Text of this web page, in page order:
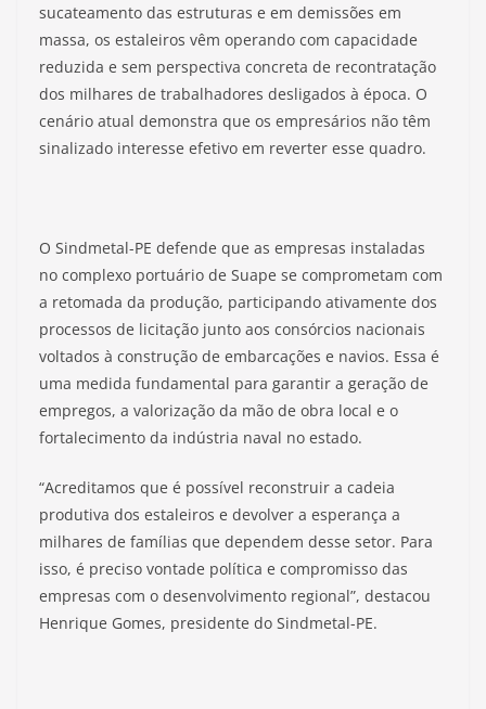
sucateamento das estruturas e em demissões em
massa, os estaleiros vêm operando com capacidade
reduzida e sem perspectiva concreta de recontratação
dos milhares de trabalhadores desligados à época. O
cenário atual demonstra que os empresários não têm
sinalizado interesse efetivo em reverter esse quadro.
O Sindmetal-PE defende que as empresas instaladas
no complexo portuário de Suape se comprometam com
a retomada da produção, participando ativamente dos
processos de licitação junto aos consórcios nacionais
voltados à construção de embarcações e navios. Essa é
uma medida fundamental para garantir a geração de
empregos, a valorização da mão de obra local e o
fortalecimento da indústria naval no estado.
“Acreditamos que é possível reconstruir a cadeia
produtiva dos estaleiros e devolver a esperança a
milhares de famílias que dependem desse setor. Para
isso, é preciso vontade política e compromisso das
empresas com o desenvolvimento regional”, destacou
Henrique Gomes, presidente do Sindmetal-PE.